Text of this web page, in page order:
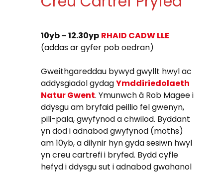
10yb – 12.30yp RHAID CADW LLE
(addas ar gyfer pob oedran)
Gweithgareddau bywyd gwyllt hwyl ac
addysgiadol gydagYmddiriedolaeth
Natur Gwent. Ymunwch â Rob Magee i
ddysgu am bryfaid peillio fel gwenyn,
pili-pala, gwyfynod a chwilod. Byddant
yn dod i adnabod gwyfynod (moths)
am 10yb, a dilynir hyn gyda sesiwn hwyl
yn creu cartrefi i bryfed. Bydd cyfle
hefyd i ddysgu sut i adnabod gwahanol